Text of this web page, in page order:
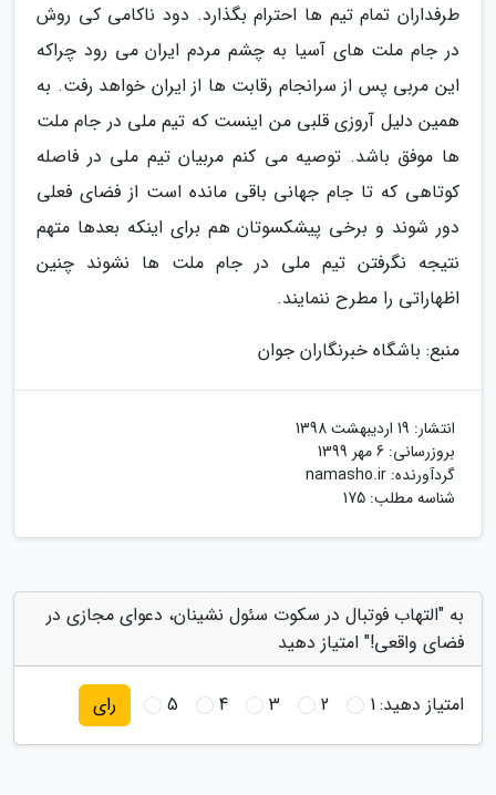
طرفداران تمام تیم ها احترام بگذارد. دود ناکامی کی روش
در جام ملت های آسیا به چشم مردم ایران می رود چراکه
این مربی پس از سرانجام رقابت ها از ایران خواهد رفت. به
همین دلیل آروزی قلبی من اینست که تیم ملی در جام ملت
ها موفق باشد. توصیه می کنم مربیان تیم ملی در فاصله
کوتاهی که تا جام جهانی باقی مانده است از فضای فعلی
دور شوند و برخی پیشکسوتان هم برای اینکه بعدها متهم
نتیجه نگرفتن تیم ملی در جام ملت ها نشوند چنین
اظهاراتی را مطرح ننمایند.
منبع: باشگاه خبرنگاران جوان
انتشار: 19 اردیبهشت 1398
بروزرسانی: 6 مهر 1399
گردآورنده: namasho.ir
شناسه مطلب: 175
به "التهاب فوتبال در سکوت سئول نشینان، دعوای مجازی در
فضای واقعی!" امتیاز دهید
امتیاز دهید:1
2
3
4
5 رای